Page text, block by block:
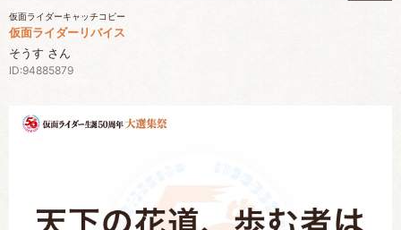
仮面ライダーキャッチコピー
仮面ライダーリバイス
そうす さん
ID:94885879